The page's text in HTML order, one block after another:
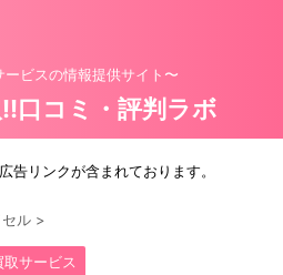
ービスの情報提供サイト〜
口コミ・評判ラボ
告リンクが含まれております。
ル >
取サービス